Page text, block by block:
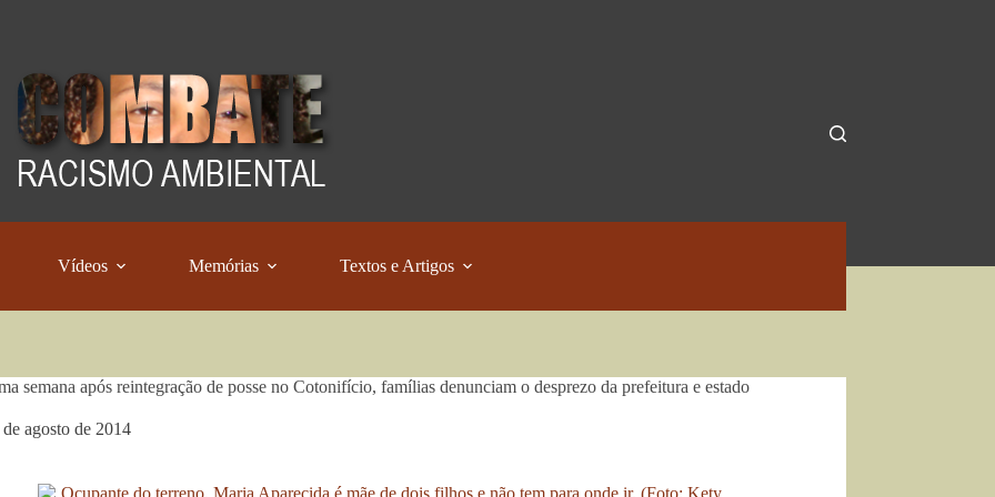
Vídeos Memórias Textos e Artigos
semana após reintegração de posse no Cotonifício, famílias denunciam o desprezo da prefeitura e estado
de agosto de 2014